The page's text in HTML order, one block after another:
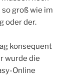
groß wie im
oder der.
konsequent
wurde die
Online